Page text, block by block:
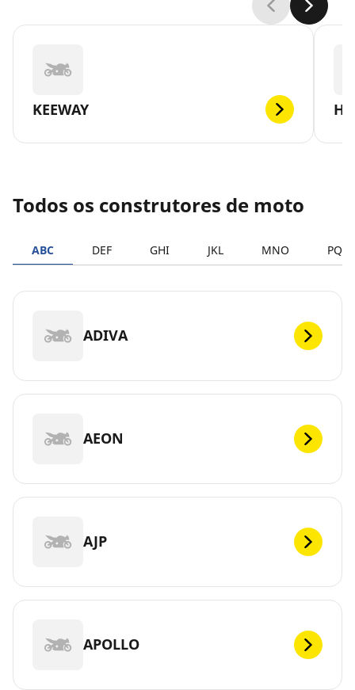
KEEWAY
Todos os construtores de moto
ABC DEF GHI JKL MNO PQRS
ADIVA
AEON
AJP
APOLLO